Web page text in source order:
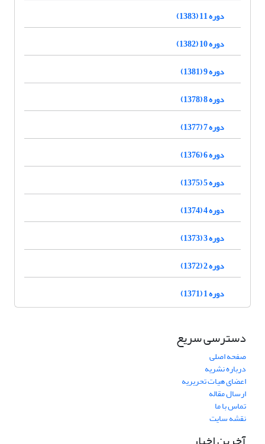
دوره 11 (1383)
دوره 10 (1382)
دوره 9 (1381)
دوره 8 (1378)
دوره 7 (1377)
دوره 6 (1376)
دوره 5 (1375)
دوره 4 (1374)
دوره 3 (1373)
دوره 2 (1372)
دوره 1 (1371)
دسترسی سریع
صفحه اصلی
درباره نشریه
اعضای هیات تحریریه
ارسال مقاله
تماس با ما
نقشه سایت